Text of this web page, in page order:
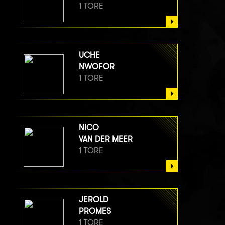
1 TORE
UCHE
NWOFOR
1 TORE
NICO
VAN DER MEER
1 TORE
JEROLD
PROMES
1 TORE